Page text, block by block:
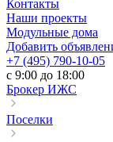
Контакты
Наши проекты
Модульные дома
Добавить
+7 (495) 790-10-05
c 9:00 до 18:00
Брокер ИЖС
Поселки